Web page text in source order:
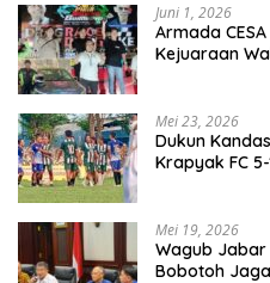
Juni 1, 2026
Armada
Kejuaraan
Mei 23, 2026
Dukun
Krapyak FC 5-
Mei 19, 2026
Wagub
Bobotoh